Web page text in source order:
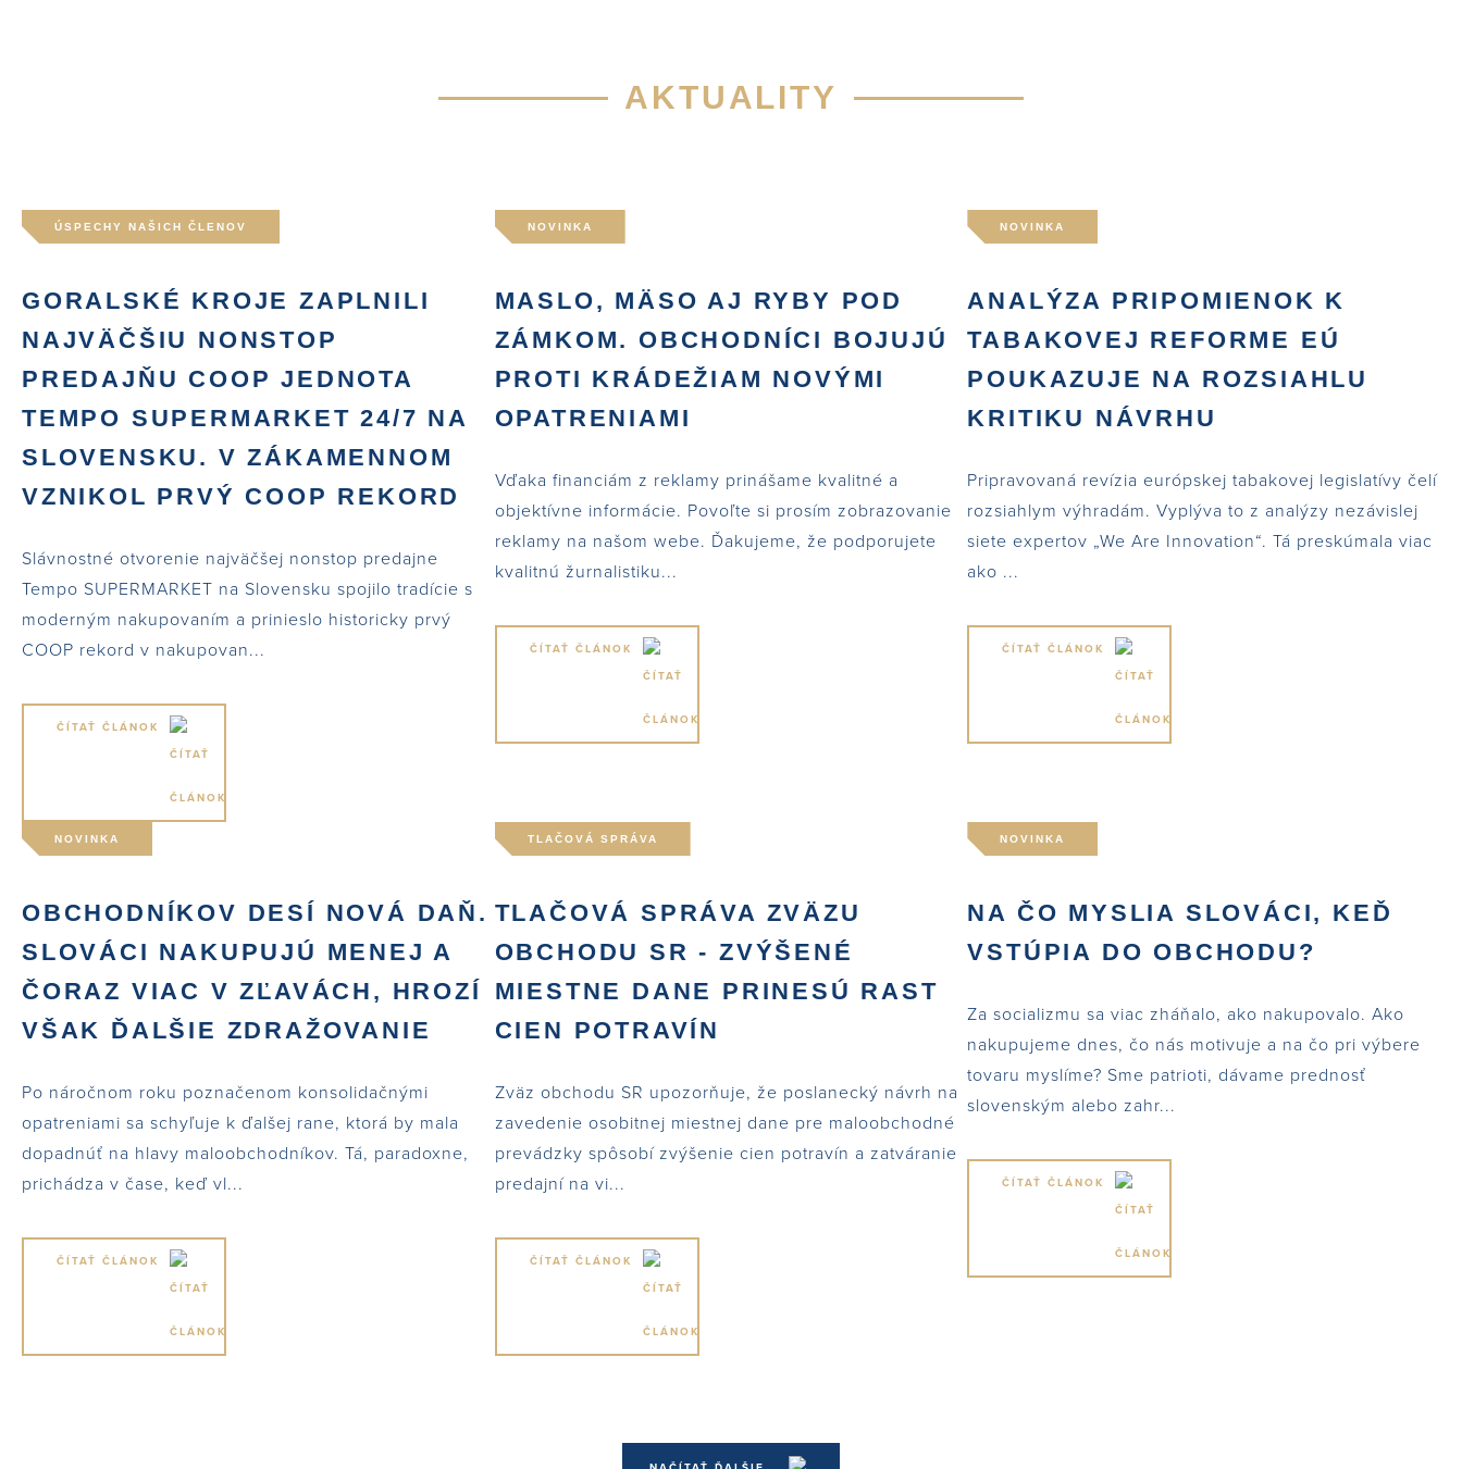
AKTUALITY
ÚSPECHY NAŠICH ČLENOV
GORALSKÉ KROJE ZAPLNILI
NAJVÄČŠIU NONSTOP
PREDAJŇU COOP JEDNOTA
TEMPO SUPERMARKET 24/7 NA
SLOVENSKU. V ZÁKAMENNOM
VZNIKOL PRVÝ COOP REKORD
Slávnostné otvorenie najväčšej nonstop predajne
Tempo SUPERMARKET na Slovensku spojilo tradície s
moderným nakupovaním a prinieslo historicky prvý
COOP rekord v nakupovan...
ČÍTAŤ ČLÁNOK
NOVINKA
MASLO, MÄSO AJ RYBY POD
ZÁMKOM. OBCHODNÍCI BOJUJÚ
PROTI KRÁDEŽIAM NOVÝMI
OPATRENIAMI
Vďaka financiám z reklamy prinášame kvalitné a
objektívne informácie. Povoľte si prosím zobrazovanie
reklamy na našom webe. Ďakujeme, že podporujete
kvalitnú žurnalistiku...
ČÍTAŤ ČLÁNOK
NOVINKA
ANALÝZA PRIPOMIENOK K
TABAKOVEJ REFORME EÚ
POUKAZUJE NA ROZSIAHLU
KRITIKU NÁVRHU
Pripravovaná revízia európskej tabakovej legislatívy čelí
rozsiahlym výhradám. Vyplýva to z analýzy nezávislej
siete expertov „We Are Innovation“. Tá preskúmala viac
ako ...
ČÍTAŤ ČLÁNOK
NOVINKA
OBCHODNÍKOV DESÍ NOVÁ DAŇ.
SLOVÁCI NAKUPUJÚ MENEJ A
ČORAZ VIAC V ZĽAVÁCH, HROZÍ
VŠAK ĎALŠIE ZDRAŽOVANIE
Po náročnom roku poznačenom konsolidačnými
opatreniami sa schyľuje k ďalšej rane, ktorá by mala
dopadnúť na hlavy maloobchodníkov. Tá, paradoxne,
prichádza v čase, keď vl...
ČÍTAŤ ČLÁNOK
TLAČOVÁ SPRÁVA
TLAČOVÁ SPRÁVA ZVÄZU
OBCHODU SR - ZVÝŠENÉ
MIESTNE DANE PRINESÚ RAST
CIEN POTRAVÍN
Zväz obchodu SR upozorňuje, že poslanecký návrh na
zavedenie osobitnej miestnej dane pre maloobchodné
prevádzky spôsobí zvýšenie cien potravín a zatváranie
predajní na vi...
ČÍTAŤ ČLÁNOK
NOVINKA
NA ČO MYSLIA SLOVÁCI, KEĎ
VSTÚPIA DO OBCHODU?
Za socializmu sa viac zháňalo, ako nakupovalo. Ako
nakupujeme dnes, čo nás motivuje a na čo pri výbere
tovaru myslíme? Sme patrioti, dávame prednosť
slovenským alebo zahr...
ČÍTAŤ ČLÁNOK